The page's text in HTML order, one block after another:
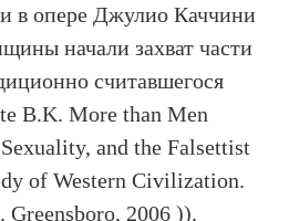
в опере Джулио Каччини
начали захват части
считавшегося
B.K. More than Men
and the Falsettist
of Western Civilization.
Greensboro, 2006 )).